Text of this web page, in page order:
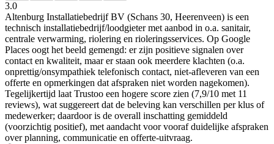
3.0
Altenburg Installatiebedrijf BV (Schans 30, Heerenveen) is een
technisch installatiebedrijf/loodgieter met aanbod in o.a. sanitair,
centrale verwarming, riolering en rioleringsservices. Op Google
Places oogt het beeld gemengd: er zijn positieve signalen over
contact en kwaliteit, maar er staan ook meerdere klachten (o.a.
onprettig/onsympathiek telefonisch contact, niet-afleveren van een
offerte en opmerkingen dat afspraken niet worden nagekomen).
Tegelijkertijd laat Trustoo een hogere score zien (7,9/10 met 11
reviews), wat suggereert dat de beleving kan verschillen per klus of
medewerker; daardoor is de overall inschatting gemiddeld
(voorzichtig positief), met aandacht voor vooraf duidelijke afspraken
over planning, communicatie en offerte-uitvraag.